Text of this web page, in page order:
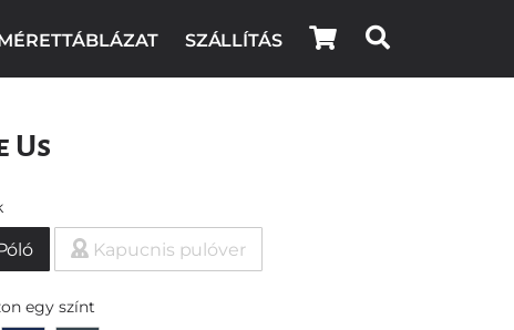
SZÁLLÍTÁS
Us
Kapucnis pulóver
egy színt